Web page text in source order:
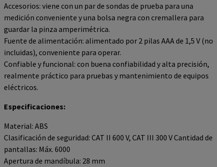
Accesorios: viene con un par de sondas de prueba para una
medición conveniente y una bolsa negra con cremallera para
guardar la pinza amperimétrica.
Fuente de alimentación: alimentado por 2 pilas AAA de 1,5 V (no
incluidas), conveniente para operar.
Confiable y funcional: con buena confiabilidad y alta precisión,
realmente práctico para pruebas y mantenimiento de equipos
eléctricos.
Especificaciones:
Material: ABS
Clasificación de seguridad: CAT II 600 V, CAT III 300 V Cantidad de
pantallas: Máx. 6000
Apertura de mandíbula: 28 mm